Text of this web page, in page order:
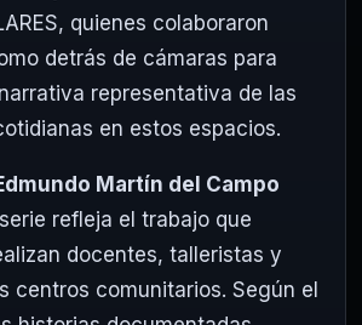
quienes colaboraron
detrás de cámaras para
representativa de las
en estos espacios.
Martín del Campo
refleja el trabajo que
docentes, talleristas y
centros comunitarios. Según el